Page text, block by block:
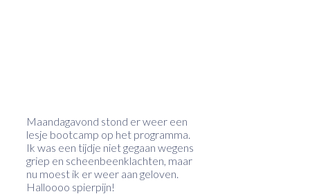
Maandagavond stond er weer een
lesje bootcamp op het programma.
Ik was een tijdje niet gegaan wegens
griep en scheenbeenklachten, maar
nu moest ik er weer aan geloven.
Halloooo spierpijn!